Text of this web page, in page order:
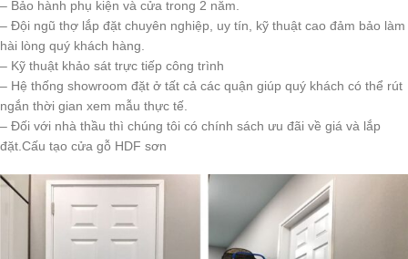
– Bảo hành phụ kiện và cửa trong 2 năm.
– Đội ngũ thợ lắp đặt chuyên nghiệp, uy tín, kỹ thuật cao đảm bảo làm
hài lòng quý khách hàng.
– Kỹ thuật khảo sát trực tiếp công trình
– Hệ thống showroom đặt ở tất cả các quận giúp quý khách có thể rút
ngắn thời gian xem mẫu thực tế.
– Đối với nhà thầu thì chúng tôi có chính sách ưu đãi về giá và lắp
đặt.Cấu tạo cửa gỗ HDF sơn